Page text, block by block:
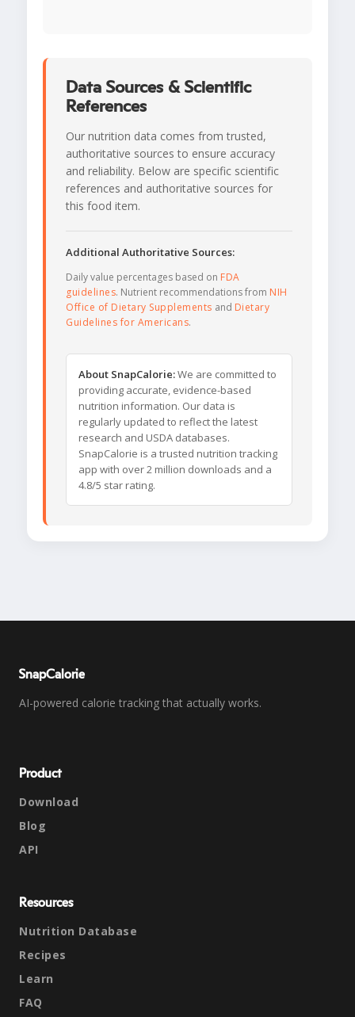
Data Sources & Scientific
References
Our nutrition data comes from trusted,
authoritative sources to ensure accuracy
and reliability. Below are specific scientific
references and authoritative sources for
this food item.
Additional Authoritative Sources:
Daily value percentages based on FDA
guidelines. Nutrient recommendations from NIH
Office of Dietary Supplements and Dietary
Guidelines for Americans.
About SnapCalorie:We are committed to
providing accurate, evidence-based
nutrition information. Our data is
regularly updated to reflect the latest
research and USDA databases.
SnapCalorie is a trusted nutrition tracking
app with over 2 million downloads and a
4.8/5 star rating.
SnapCalorie
AI-powered calorie tracking that actually works.
Product
Download
Blog
API
Resources
Nutrition Database
Recipes
Learn
FAQ